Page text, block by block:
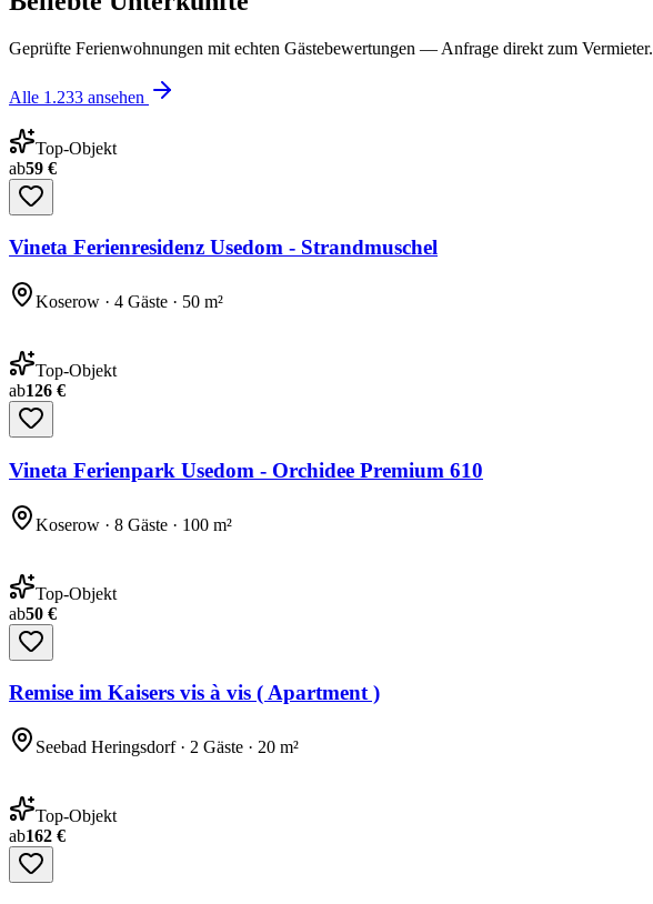
Geprüfte Ferienwohnungen mit echten Gästebewertungen — Anfrage direkt zum Vermieter.
Alle 1.233 ansehen
Top-Objekt
ab59 €
Vineta Ferienresidenz Usedom - Strandmuschel
Koserow · 4 Gäste · 50 m²
Top-Objekt
ab126 €
Vineta Ferienpark Usedom - Orchidee Premium 610
Koserow · 8 Gäste · 100 m²
Top-Objekt
ab50 €
Remise im Kaisers vis à vis ( Apartment )
Seebad Heringsdorf · 2 Gäste · 20 m²
Top-Objekt
ab162 €